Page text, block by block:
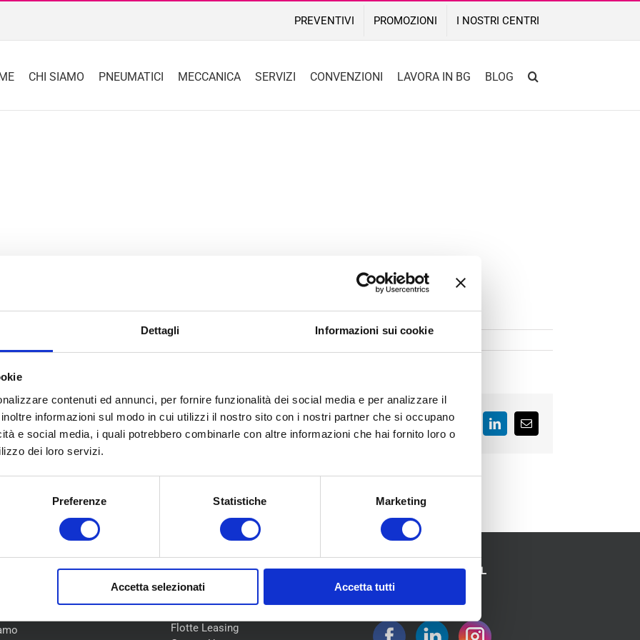
Dettagli Informazioni sui cookie
contenuti ed annunci, per fornire funzionalità dei social media e per analizzare il
informazioni sul modo in cui utilizzi il nostro sito con i nostri partner che si occupano
e social media, i quali potrebbero combinarle con altre informazioni che hai fornito loro o
dei loro servizi.
Preferenze Statistiche Marketing
Accetta selezionati Accetta tutti
PREVENTIVI PROMOZIONI I NOSTRI CENTRI
CHI SIAMO PNEUMATICI MECCANICA SERVIZI CONVENZIONI LAVORA IN BG BLOG
FacebookLinkedInEmail
COLLABORAZIONI
Flotte Leasing
SEGUICI SUI SOCIAL